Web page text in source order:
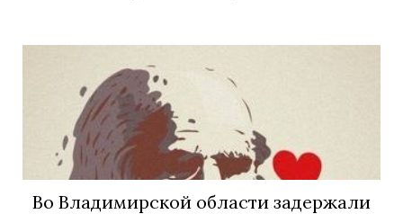
Во Владимирской области задержали